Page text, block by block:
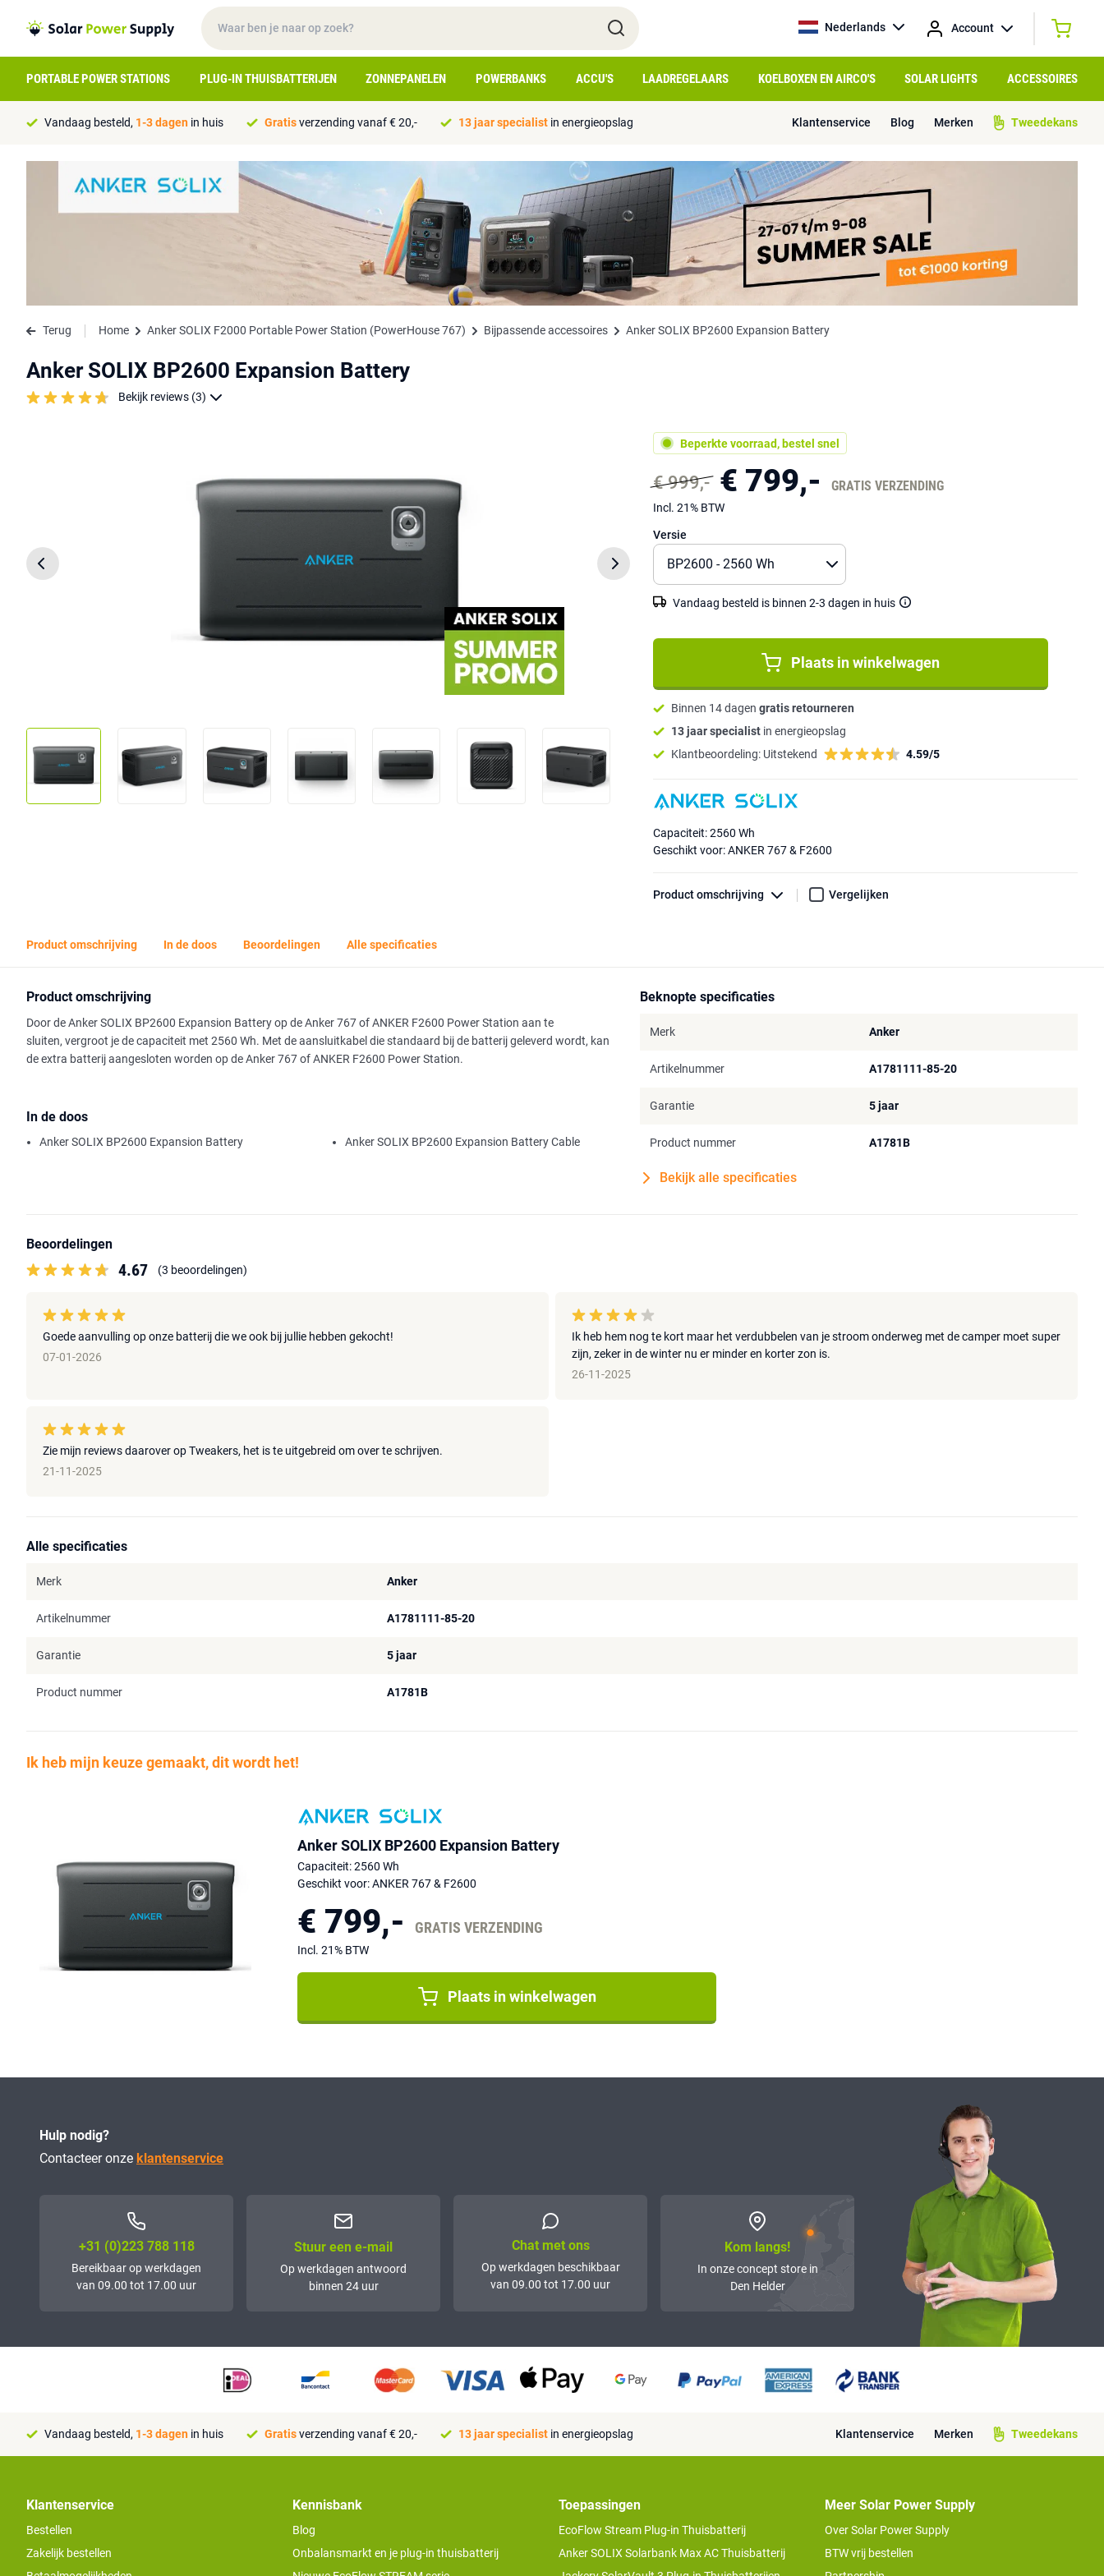
Nederlands Account
PORTABLE POWER STATIONS PLUG-IN THUISBATTERIJEN ZONNEPANELEN POWERBANKS ACCU'S LAADREGELAARS KOELBOXEN EN AIRCO'S SOLAR LIGHTS ACCESSOIRES
Vandaag besteld, 1-3 dagen in huis Gratisverzending vanaf € 20,- 13 jaar specialist in energieopslag Klantenservice Blog Merken Tweedekans
Terug Home Anker SOLIX F2000 Portable Power Station (PowerHouse 767) Bijpassende accessoires Anker SOLIX BP2600 Expansion Battery
Anker SOLIX BP2600 Expansion Battery
Bekijk reviews (3)
Beperkte voorraad, bestel snel
€ 999,- € 799,- GRATIS VERZENDING
Incl. 21% BTW
Versie
Vandaag besteld is binnen 2-3 dagen in huis
Plaats in winkelwagen
Binnen 14 dagen gratis retourneren
13 jaar specialist in energieopslag
Klantbeoordeling: Uitstekend 4.59/5
Capaciteit: 2560 Wh
Geschikt voor: ANKER 767 & F2600
Product omschrijving Vergelijken
Product omschrijving In de doos Beoordelingen Alle specificaties
Product omschrijving
Door de Anker SOLIX BP2600 Expansion Battery op de Anker 767 of ANKER F2600 Power Station aan te
sluiten, vergroot je de capaciteit met 2560 Wh. Met de aansluitkabel die standaard bij de batterij geleverd wordt, kan
de extra batterij aangesloten worden op de Anker 767 of ANKER F2600 Power Station.
In de doos
Anker SOLIX BP2600 Expansion Battery Anker SOLIX BP2600 Expansion Battery Cable
Beknopte specificaties
Merk Anker
Artikelnummer A1781111-85-20
Garantie 5 jaar
Product nummer A1781B
Bekijk alle specificaties
Beoordelingen
4.67 (3 beoordelingen)
Goede aanvulling op onze batterij die we ook bij jullie hebben gekocht!
07-01-2026
Ik heb hem nog te kort maar het verdubbelen van je stroom onderweg met de camper moet super
zijn, zeker in de winter nu er minder en korter zon is.
26-11-2025
Zie mijn reviews daarover op Tweakers, het is te uitgebreid om over te schrijven.
21-11-2025
Alle specificaties
Merk Anker
Artikelnummer A1781111-85-20
Garantie 5 jaar
Product nummer A1781B
Ik heb mijn keuze gemaakt, dit wordt het!
Anker SOLIX BP2600 Expansion Battery
Capaciteit: 2560 Wh
Geschikt voor: ANKER 767 & F2600
€ 799,- GRATIS VERZENDING
Incl. 21% BTW
Plaats in winkelwagen
Hulp nodig?
Contacteer onze klantenservice
+31 (0)223 788 118
Bereikbaar op werkdagen
van 09.00 tot 17.00 uur
Stuur een e-mail
Op werkdagen antwoord
binnen 24 uur
Chat met ons
Op werkdagen beschikbaar
van 09.00 tot 17.00 uur
Kom langs!
In onze concept store in
Den Helder
Vandaag besteld, 1-3 dagen in huis Gratisverzending vanaf € 20,- 13 jaar specialist in energieopslag Klantenservice Merken Tweedekans
Klantenservice
Bestellen
Zakelijk bestellen
Kennisbank
Blog
Onbalansmarkt en je plug-in thuisbatterij
Toepassingen
EcoFlow Stream Plug-in Thuisbatterij
Anker SOLIX Solarbank Max AC Thuisbatterij
Meer Solar Power Supply
Over Solar Power Supply
BTW vrij bestellen